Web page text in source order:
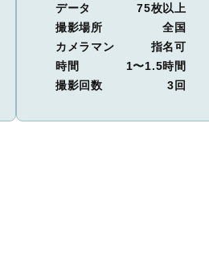
データ
75枚以上
撮影場所
全国
カメラマン
指名可
時間
1〜1.5時間
撮影回数
3回